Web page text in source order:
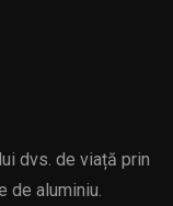
dvs. de viață prin
de aluminiu.